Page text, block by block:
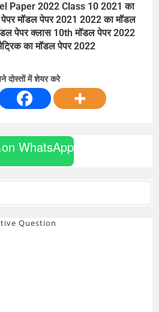
Paper 2022 Class 10 2021 का
पेपर मॉडल पेपर 2021 2022 का मॉडल
पेपर क्लास 10th मॉडल पेपर 2022
का मॉडल पेपर 2022
दोस्तों में शेयर करे
WhatsApp
Question